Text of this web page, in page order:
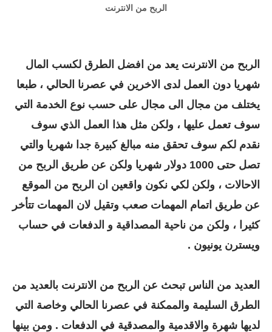
الربح من الانترنت
الربح من الانترنت يعد من افضل الطرق لكسب المال
شهريا دون العمل لدى الاخرين في عصرنا الحالي ، طبعا
يختلف من مجال الى مجال على حسب نوع الخدمة التي
سوف تعمل عليها ، ولكن مثل هذا العمل الذي سوف
نقدم لكم سوف تحقق منه مبالغ كبيرة جدا شهريا والتي
تصل حتى 1000 دولار شهريا ولكن عن طريق الربح من
الاحالات ، ولكن لكي نكون واقعين ان الربح من الموقع
عن طريق اتمام المهمات صعب وتقيل لان المهمات تتأخر
كثيرا ، ولكن من ناحية المصداقية و الدفعات في حساب
ويسترن يونيون .
العديد من الناس تبحث عن الربح من الانترنت بالعديد من
الطرق السليمة والممكنة في عصرنا الحالي وخاصة التي
لديها شهرة والاقدمية والمصدقية في الدفعات . ومن بينها